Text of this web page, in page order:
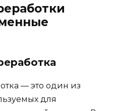
— это один из
для